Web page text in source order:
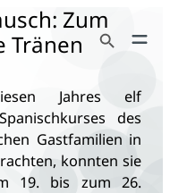
Search Button
Zum
Tränen
Jahres elf
des
Gastfamilien in
konnten sie
19. bis zum 26.